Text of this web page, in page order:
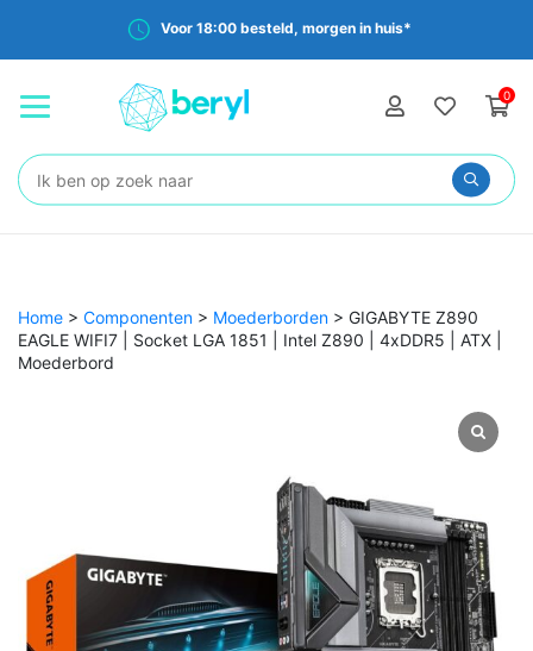
Voor 18:00 besteld, morgen in huis*
0
Zoeken:
Home > Componenten > Moederborden > GIGABYTE Z890
EAGLE WIFI7 | Socket LGA 1851 | Intel Z890 | 4xDDR5 | ATX |
Moederbord